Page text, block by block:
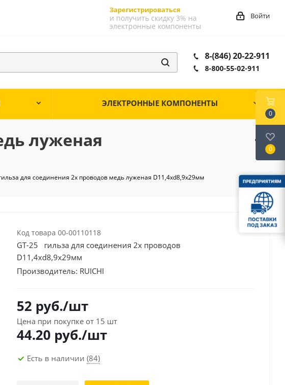
Зарегистрироваться
и получить скидку 3% на
электронные компоненты
Войти
8-(846) 20-22-911
8-800-55-02-911
ЭЛЕКТРОННЫЕ КОМПОНЕНТЫ
луженая
для соединения 2х проводов медь луженая D11,4хd8,9x29мм
Код товара 00-00110118
GT-25 гильза для соединения 2х проводов
D11,4хd8,9x29мм
Производитель: RUICHI
52 руб./шт
Цена при покупке от 15 шт
44.20 руб./шт
Есть в наличии (84)
0
0